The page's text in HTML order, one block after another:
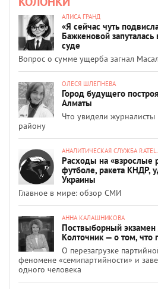
АЛИСА ГРАНД
«Я сейчас чуть
Бажкеновой
суде
Вопрос о сумме ущерба загнал
ОЛЕСЯ ШЛЕПНЕВА
Город будущего
Алматы
Что увидели журналисты
району
АНАЛИТИЧЕСКАЯ СЛУЖБА
Расходы на «взрослые
футболе, ракета КНДР,
Украины
Главное в мире: обзор СМИ
АННА КАЛАШНИКОВА
Поствыборный экзамен
Колточник — о том, что
О перезагрузке
феномене «семипартийности» и
одного человека